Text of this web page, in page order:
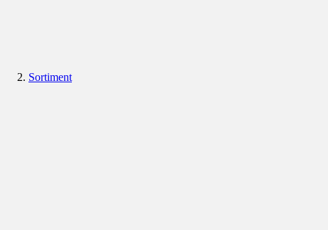
Sortiment